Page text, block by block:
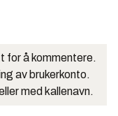
for å kommentere.
av brukerkonto.
med kallenavn.